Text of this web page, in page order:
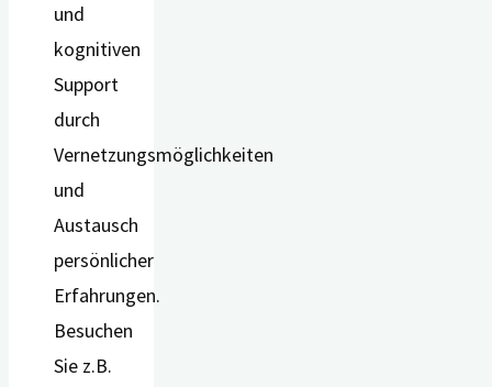
und
kognitiven
Support
durch
Vernetzungsmöglichkeiten
und
Austausch
persönlicher
Erfahrungen.
Besuchen
Sie z.B.